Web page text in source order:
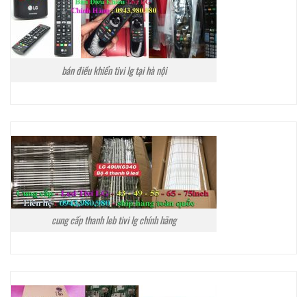
bán điều khiển tivi lg tại hà nội
cung cấp thanh leb tivi lg chính hãng